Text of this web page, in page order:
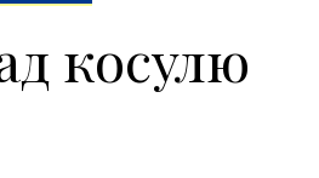
косулю